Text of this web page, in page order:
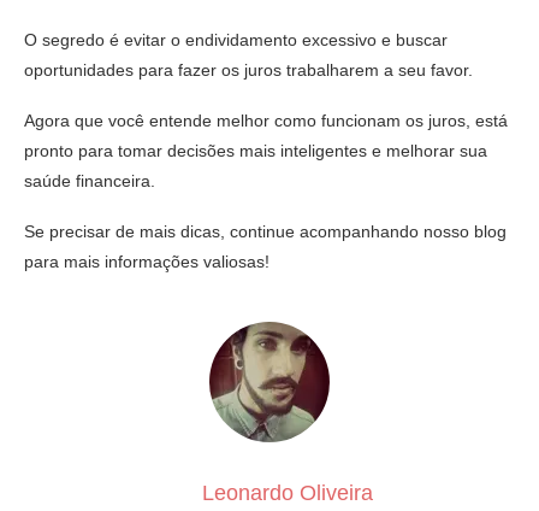
O segredo é evitar o endividamento excessivo e buscar
oportunidades para fazer os juros trabalharem a seu favor.
Agora que você entende melhor como funcionam os juros, está
pronto para tomar decisões mais inteligentes e melhorar sua
saúde financeira.
Se precisar de mais dicas, continue acompanhando nosso blog
para mais informações valiosas!
Leonardo Oliveira